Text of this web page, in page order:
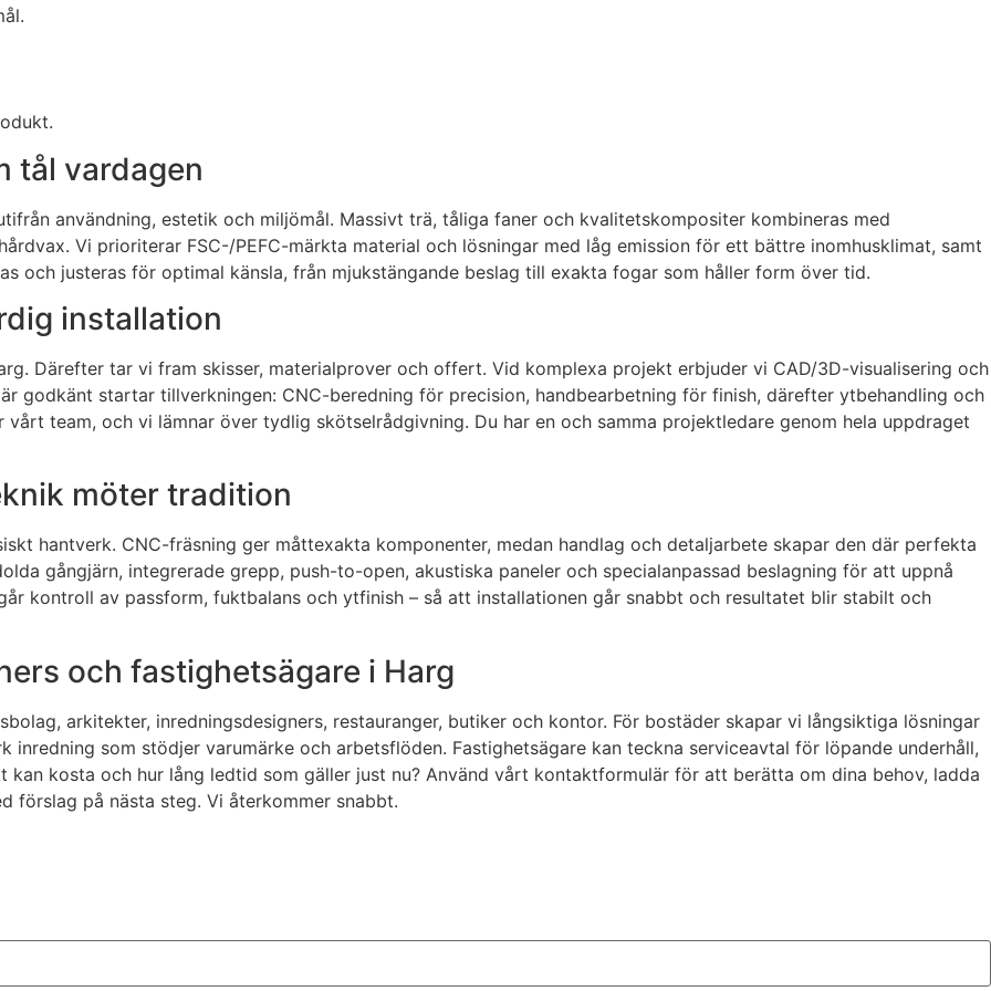
tål vardagen
användning, estetik och miljömål. Massivt trä, tåliga faner och kvalitetskompositer kombineras med
Vi prioriterar FSC-/PEFC-märkta material och lösningar med låg emission för ett bättre inomhusklimat, samt
och justeras för optimal känsla, från mjukstängande beslag till exakta fogar som håller form över tid.
installation
Därefter tar vi fram skisser, materialprover och offert. Vid komplexa projekt erbjuder vi CAD/3D-visualisering och
godkänt startar tillverkningen: CNC-beredning för precision, handbearbetning för finish, därefter ytbehandling och
team, och vi lämnar över tydlig skötselrådgivning. Du har en och samma projektledare genom hela uppdraget
möter tradition
hantverk. CNC-fräsning ger måttexakta komponenter, medan handlag och detaljarbete skapar den där perfekta
gångjärn, integrerade grepp, push-to-open, akustiska paneler och specialanpassad beslagning för att uppnå
kontroll av passform, fuktbalans och ytfinish – så att installationen går snabbt och resultatet blir stabilt och
och fastighetsägare i Harg
arkitekter, inredningsdesigners, restauranger, butiker och kontor. För bostäder skapar vi långsiktiga lösningar
som stödjer varumärke och arbetsflöden. Fastighetsägare kan teckna serviceavtal för löpande underhåll,
kosta och hur lång ledtid som gäller just nu? Använd vårt kontaktformulär för att berätta om dina behov, ladda
förslag på nästa steg. Vi återkommer snabbt.